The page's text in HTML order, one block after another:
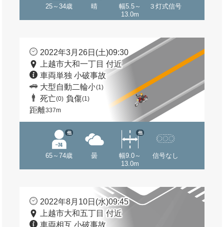
25～34歳 晴
幅5.5～
13.0m
３灯式信号
2022年3月26日(土)09:30
上越市大和一丁目 付近
車両単独 小破事故
大型自動二輪小(1)
死亡(0) 負傷(1)
距離337m
65～74歳
他
曇
幅9.0～
13.0m
他
信号なし
2022年8月10日(水)09:45
上越市大和五丁目 付近
車両相互 小破事故